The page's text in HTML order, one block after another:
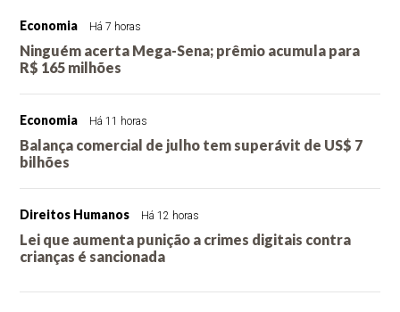
Economia Há 7 horas
Ninguém acerta Mega-Sena; prêmio acumula para
R$ 165 milhões
Economia Há 11 horas
Balança comercial de julho tem superávit de US$ 7
bilhões
Direitos Humanos Há 12 horas
Lei que aumenta punição a crimes digitais contra
crianças é sancionada